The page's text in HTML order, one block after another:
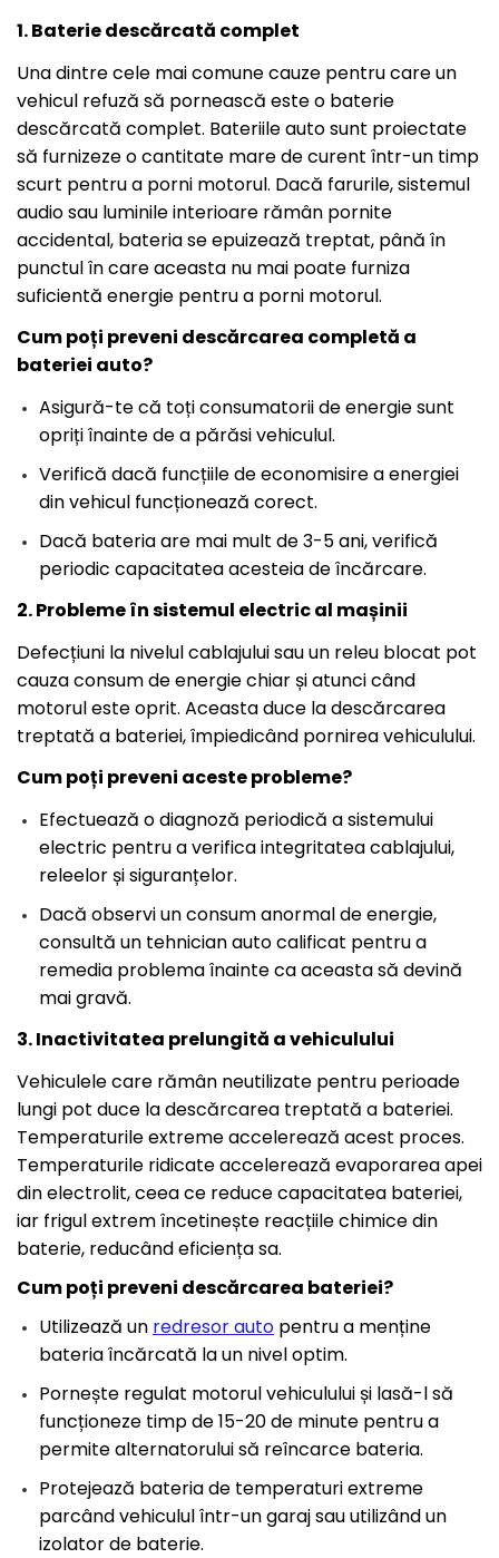
1. Baterie descărcată complet
Una dintre cele mai comune cauze pentru care un
vehicul refuză să pornească este o baterie
descărcată complet. Bateriile auto sunt proiectate
să furnizeze o cantitate mare de curent într-un timp
scurt pentru a porni motorul. Dacă farurile, sistemul
audio sau luminile interioare rămân pornite
accidental, bateria se epuizează treptat, până în
punctul în care aceasta nu mai poate furniza
suficientă energie pentru a porni motorul.
Cum poți preveni descărcarea completă a
bateriei auto?
Asigură-te că toți consumatorii de energie sunt
opriți înainte de a părăsi vehiculul.
Verifică dacă funcțiile de economisire a energiei
din vehicul funcționează corect.
Dacă bateria are mai mult de 3-5 ani, verifică
periodic capacitatea acesteia de încărcare.
2. Probleme în sistemul electric al mașinii
Defecțiuni la nivelul cablajului sau un releu blocat pot
cauza consum de energie chiar și atunci când
motorul este oprit. Aceasta duce la descărcarea
treptată a bateriei, împiedicând pornirea vehiculului.
Cum poți preveni aceste probleme?
Efectuează o diagnoză periodică a sistemului
electric pentru a verifica integritatea cablajului,
releelor și siguranțelor.
Dacă observi un consum anormal de energie,
consultă un tehnician auto calificat pentru a
remedia problema înainte ca aceasta să devină
mai gravă.
3. Inactivitatea prelungită a vehiculului
Vehiculele care rămân neutilizate pentru perioade
lungi pot duce la descărcarea treptată a bateriei.
Temperaturile extreme accelerează acest proces.
Temperaturile ridicate accelerează evaporarea apei
din electrolit, ceea ce reduce capacitatea bateriei,
iar frigul extrem încetinește reacțiile chimice din
baterie, reducând eficiența sa.
Cum poți preveni descărcarea bateriei?
Utilizează un redresor auto pentru a menține
bateria încărcată la un nivel optim.
Pornește regulat motorul vehiculului și lasă-l să
funcționeze timp de 15-20 de minute pentru a
permite alternatorului să reîncarce bateria.
Protejează bateria de temperaturi extreme
parcând vehiculul într-un garaj sau utilizând un
izolator de baterie.